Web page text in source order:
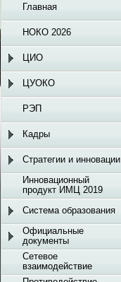
Главная
НОКО 2026
ЦИО
ЦУОКО
РЭП
Кадры
Стратегии и инновации
Инновационный
продукт ИМЦ 2019
Система образования
Официальные
документы
Сетевое
взаимодействие